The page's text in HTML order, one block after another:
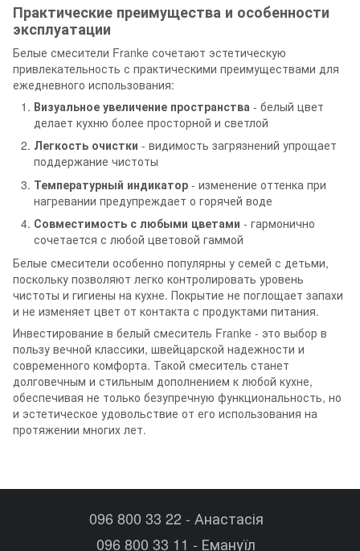
Практические преимущества и особенности
эксплуатации
Белые смесители Franke сочетают эстетическую
привлекательность с практическими преимуществами для
ежедневного использования:
Визуальное увеличение пространства - белый цвет
делает кухню более просторной и светлой
Легкость очистки - видимость загрязнений упрощает
поддержание чистоты
Температурный индикатор - изменение оттенка при
нагревании предупреждает о горячей воде
Совместимость с любыми цветами - гармонично
сочетается с любой цветовой гаммой
Белые смесители особенно популярны у семей с детьми,
поскольку позволяют легко контролировать уровень
чистоты и гигиены на кухне. Покрытие не поглощает запахи
и не изменяет цвет от контакта с продуктами питания.
Инвестирование в белый смеситель Franke - это выбор в
пользу вечной классики, швейцарской надежности и
современного комфорта. Такой смеситель станет
долговечным и стильным дополнением к любой кухне,
обеспечивая не только безупречную функциональность, но
и эстетическое удовольствие от его использования на
протяжении многих лет.
096 800 33 22 - Анастасія
096 800 33 11 - Емануїл